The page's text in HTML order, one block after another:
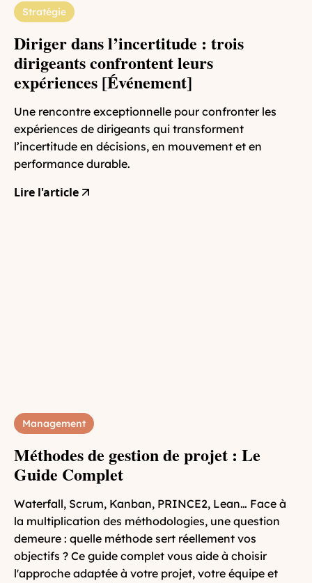
Stratégie
Diriger dans l’incertitude : trois
dirigeants confrontent leurs
expériences [Événement]
Une rencontre exceptionnelle pour confronter les
expériences de dirigeants qui transforment
l’incertitude en décisions, en mouvement et en
performance durable.
Lire l'article
Management
Méthodes de gestion de projet : Le
Guide Complet
Waterfall, Scrum, Kanban, PRINCE2, Lean… Face à
la multiplication des méthodologies, une question
demeure : quelle méthode sert réellement vos
objectifs ? Ce guide complet vous aide à choisir
l'approche adaptée à votre projet, votre équipe et